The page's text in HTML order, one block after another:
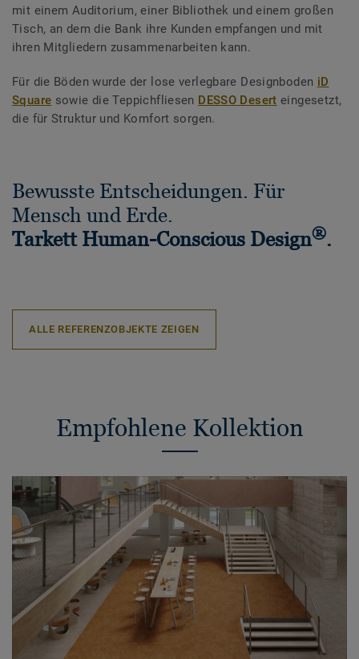
mit einem Auditorium, einer Bibliothek und einem großen
Tisch, an dem die Bank ihre Kunden empfangen und mit
ihren Mitgliedern zusammenarbeiten kann.
Für die Böden wurde der lose verlegbare Designboden iD
Square sowie die Teppichfliesen DESSO Desert eingesetzt,
die für Struktur und Komfort sorgen.
Bewusste Entscheidungen. Für
Mensch und Erde.
Tarkett Human-Conscious Design®.
ALLE REFERENZOBJEKTE ZEIGEN
Empfohlene Kollektion